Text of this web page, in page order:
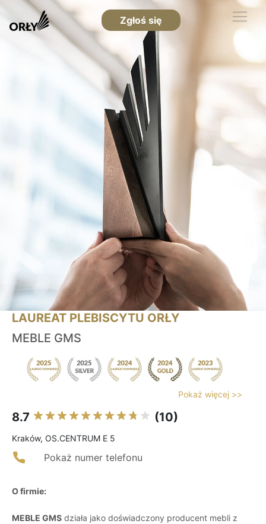
Zgłoś się
LAUREAT PLEBISCYTU ORŁY
MEBLE GMS
Pokaż więcej >>
8.7 (10)
Kraków, OS.CENTRUM E 5
Pokaż numer telefonu
O firmie:
MEBLE GMS działa jako doświadczony producent mebli z